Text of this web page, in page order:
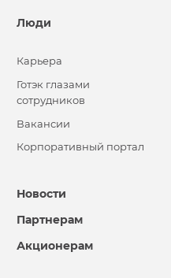
Люди
Карьера
Готэк глазами
сотрудников
Вакансии
Корпоративный портал
Новости
Партнерам
Акционерам